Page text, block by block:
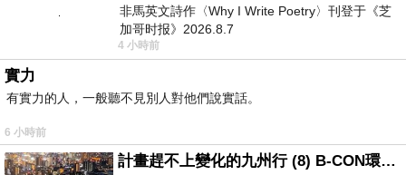
非馬英文詩作〈Why I Write Poetry〉刊登于《芝
加哥时报》2026.8.7
4 小時前
實力
有實力的人，一般聽不見別人對他們說實話。
6 小時前
計畫趕不上變化的九州行 (8) B-CON環球塔